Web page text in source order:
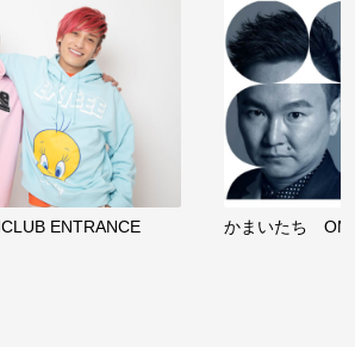
ENTRANCE かまいたち